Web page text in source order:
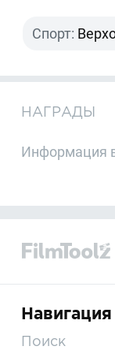
Спорт:
НАГРАДЫ
Информация
Навигация
Поиск